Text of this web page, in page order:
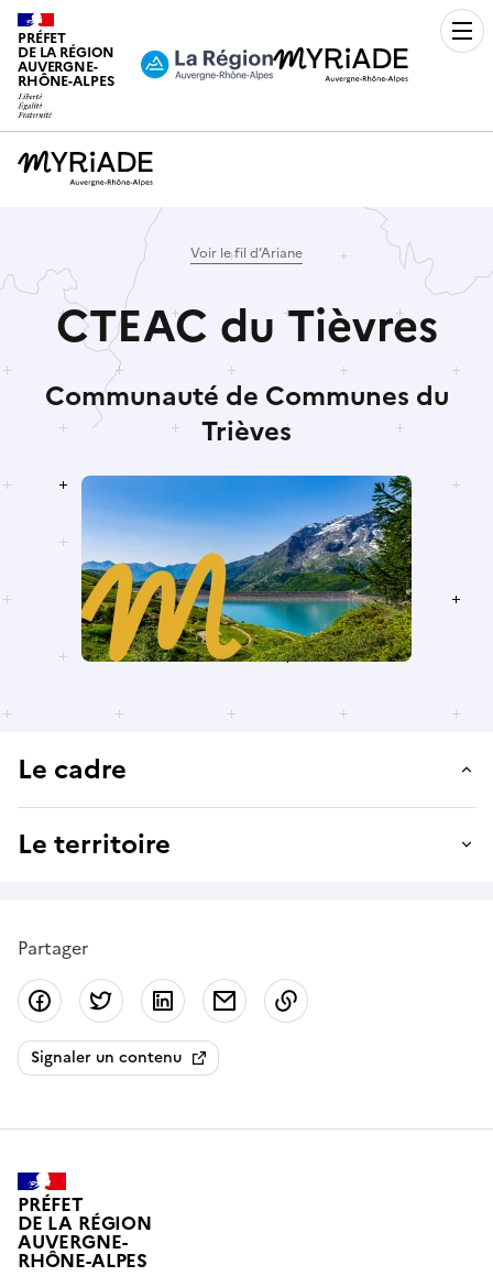
PRÉFET
DE LA RÉGION
AUVERGNE-
RHÔNE-ALPES
Voir le fil d’Ariane
CTEAC du Tièvres
Communauté de Communes du
Trièves
Le cadre
Le territoire
Partager
Partager sur Facebook
Partager sur Twitter
Partager sur LinkedIn
Partager par email
Signaler un contenu
PRÉFET
DE LA RÉGION
AUVERGNE-
RHÔNE-ALPES